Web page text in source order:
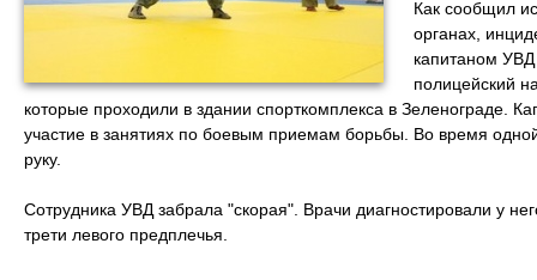
Как сообщил
органах,
капитаном
полицейский
которые проходили в здании спорткомплекса в Зеленограде.
участие в занятиях по боевым приемам борьбы. Во время
руку.
Сотрудника УВД забрала "скорая". Врачи диагностировали у
трети левого предплечья.